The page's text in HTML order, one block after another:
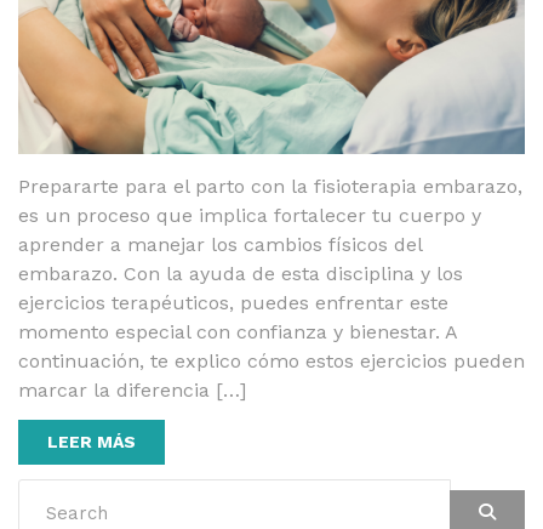
Prepararte para el parto con la fisioterapia embarazo,
es un proceso que implica fortalecer tu cuerpo y
aprender a manejar los cambios físicos del
embarazo. Con la ayuda de esta disciplina y los
ejercicios terapéuticos, puedes enfrentar este
momento especial con confianza y bienestar. A
continuación, te explico cómo estos ejercicios pueden
marcar la diferencia […]
LEER MÁS